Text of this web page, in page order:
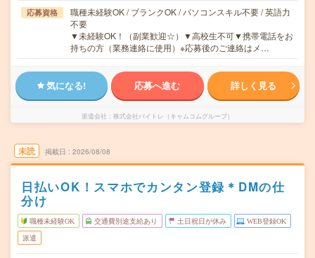
応募資格
職種未経験OK / ブランクOK / パソコンスキル不要 / 英語力
不要
▼未経験OK！（副業歓迎☆）▼高校生不可▼携帯電話をお
持ちの方（業務連絡に使用）※応募後のご連絡はメ…
気になる! 応募へ進む 詳しく見る
派遣会社 株式会社バイトレ（キャムコムグループ）
未読 掲載日 2026/08/08
日払いOK！スマホでカンタン登録＊DMの仕
分け
職種未経験OK 交通費別途支給あり 土日祝日が休み WEB登録OK
派遣